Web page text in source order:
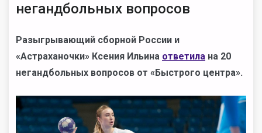
негандбольных вопросов
Разыгрывающий сборной России и
«Астраханочки» Ксения Ильина ответила на 20
негандбольных вопросов от «Быстрого центра».